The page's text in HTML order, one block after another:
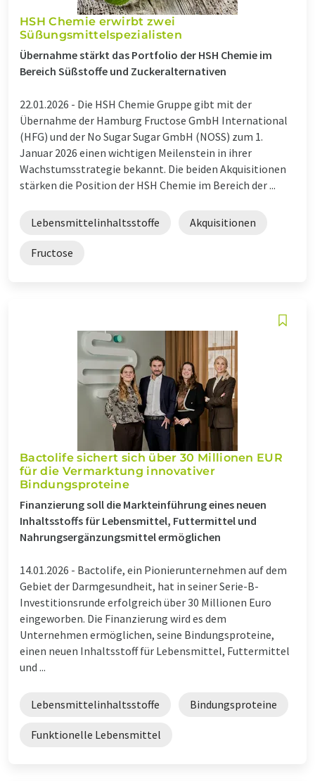
HSH Chemie erwirbt zwei
Süßungsmittelspezialisten
Übernahme stärkt das Portfolio der HSH Chemie im
Bereich Süßstoffe und Zuckeralternativen
22.01.2026 - Die HSH Chemie Gruppe gibt mit der
Übernahme der Hamburg Fructose GmbH International
(HFG) und der No Sugar Sugar GmbH (NOSS) zum 1.
Januar 2026 einen wichtigen Meilenstein in ihrer
Wachstumsstrategie bekannt. Die beiden Akquisitionen
stärken die Position der HSH Chemie im Bereich der ...
Lebensmittelinhaltsstoffe Akquisitionen
Fructose
Bactolife sichert sich über 30 Millionen EUR
für die Vermarktung innovativer
Bindungsproteine
Finanzierung soll die Markteinführung eines neuen
Inhaltsstoffs für Lebensmittel, Futtermittel und
Nahrungsergänzungsmittel ermöglichen
14.01.2026 - Bactolife, ein Pionierunternehmen auf dem
Gebiet der Darmgesundheit, hat in seiner Serie-B-
Investitionsrunde erfolgreich über 30 Millionen Euro
eingeworben. Die Finanzierung wird es dem
Unternehmen ermöglichen, seine Bindungsproteine,
einen neuen Inhaltsstoff für Lebensmittel, Futtermittel
und ...
Lebensmittelinhaltsstoffe Bindungsproteine
Funktionelle Lebensmittel